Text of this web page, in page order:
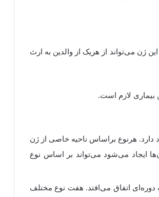
ژن می‌تواند از هریک از والدین به ارث
بیماری لازم است.
هرنوع براساس ناحیه خاصی از ژن
ایجاد می‌شود می‌تواند بر اساس نوع
اتفاق می‌افتد. هفت نوع مختلف